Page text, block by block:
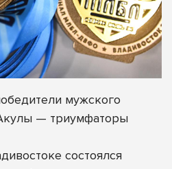
мужского
— триумфаторы
состоялся